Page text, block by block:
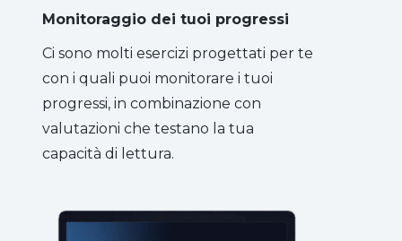
Monitoraggio dei tuoi progressi
Ci sono molti esercizi progettati per te
con i quali puoi monitorare i tuoi
progressi, in combinazione con
valutazioni che testano la tua
capacità di lettura.